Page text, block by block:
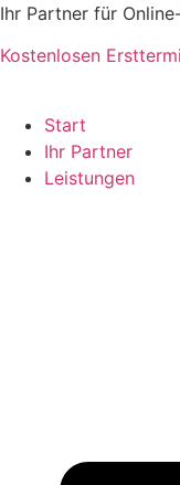
Zum
springen
Ihr Partner für
Kostenlosen
Start
Ihr Partner
Leistungen